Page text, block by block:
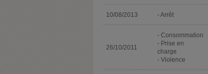
10/08/2013 - Arrêt
26/10/2011
- Consommation
- Prise en
charge
- Violence